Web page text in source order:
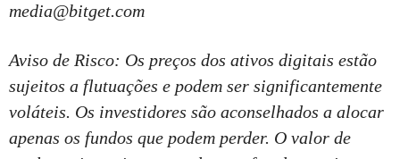
media@bitget.com
Aviso de Risco: Os preços dos ativos digitais estão
sujeitos a flutuações e podem ser significantemente
voláteis. Os investidores são aconselhados a alocar
apenas os fundos que podem perder. O valor de